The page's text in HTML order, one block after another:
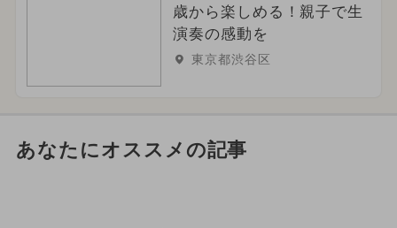
歳から楽しめる！親子で生
演奏の感動を
東京都渋谷区
あなたにオススメの記事